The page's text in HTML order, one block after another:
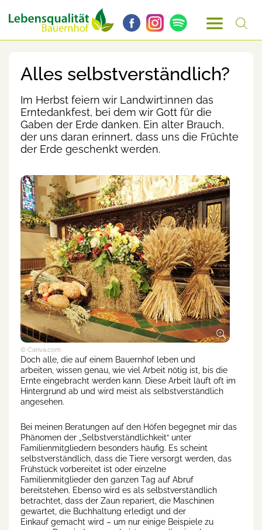
Alles selbstverständlich?
Im Herbst feiern wir Landwirt:innen das
Erntedankfest, bei dem wir Gott für die
Gaben der Erde danken. Ein alter Brauch,
der uns daran erinnert, dass uns die Früchte
der Erde geschenkt werden.
© Canva.com
Doch alle, die auf einem Bauernhof leben und
arbeiten, wissen genau, wie viel Arbeit nötig ist, bis die
Ernte eingebracht werden kann. Diese Arbeit läuft oft im
Hintergrund ab und wird meist als selbstverständlich
angesehen.
Bei meinen Beratungen auf den Höfen begegnet mir das
Phänomen der „Selbstverständlichkeit“ unter
Familienmitgliedern besonders häufig. Es scheint
selbstverständlich, dass die Tiere versorgt werden, das
Frühstück vorbereitet ist oder einzelne
Familienmitglieder den ganzen Tag auf Abruf
bereitstehen. Ebenso wird es als selbstverständlich
betrachtet, dass der Zaun repariert, die Maschinen
gewartet, die Buchhaltung erledigt und der
Einkauf gemacht wird – um nur einige Beispiele zu